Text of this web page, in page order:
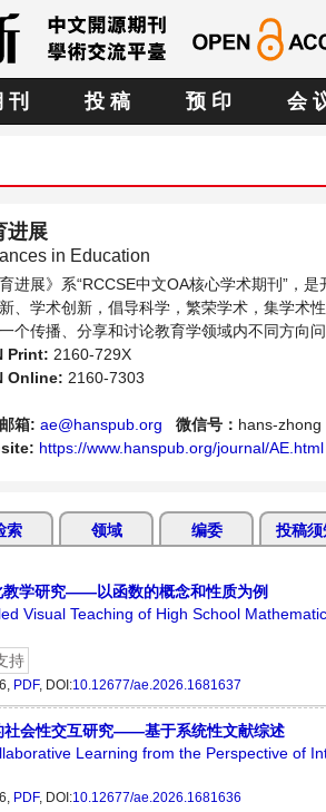
刊 投 稿 预 印 会
进展
in Education
育进展》系“RCCSE中文OA核心学术期刊”，
、学术创新，倡导科学，繁荣学术，集学术
个传播、分享和讨论教育学领域内不同方向问
Print: 2160-729X
Online: 2160-7303
箱: ae@hanspub.org 微信号： hans-zhong
https://www.hanspub.org/journal/AE.html
索 领域 编委 投稿须
学研究——以函数的概念和性质为例
Visual Teaching of High School
持
PDF, DOI:10.12677/ae.2026.1681637
社会性交互研究——基于系统性文献综述
Learning from the Perspective of
PDF, DOI:10.12677/ae.2026.1681636